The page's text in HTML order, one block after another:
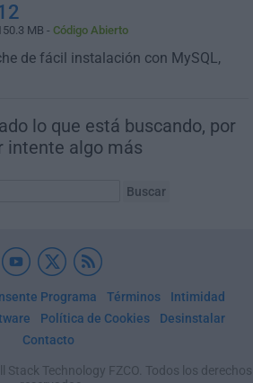
MB - Código Abierto
de fácil instalación con MySQL,
lo que está buscando, por
intente algo más
Programa Términos
Intimidad
Política de Cookies
Desinstalar
Contacto
Technology FZCO. Todos los derechos